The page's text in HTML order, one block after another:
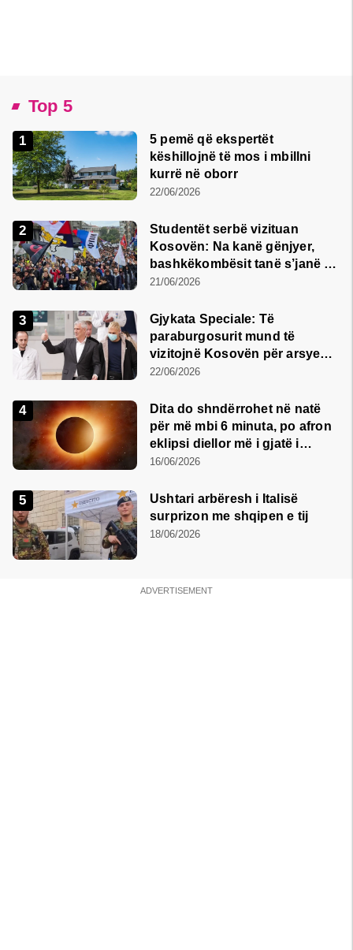
Top 5
5 pemë që ekspertët
këshillojnë të mos i mbillni
kurrë në oborr
22/06/2026
Studentët serbë vizituan
Kosovën: Na kanë gënjyer,
bashkëkombësit tanë s’janë të
shtypur
21/06/2026
​Gjykata Speciale: Të
paraburgosurit mund të
vizitojnë Kosovën për arsye
humanitare
22/06/2026
Dita do shndërrohet në natë
për më mbi 6 minuta, po afron
eklipsi diellor më i gjatë i
shekullit të 21-të
16/06/2026
Ushtari arbëresh i Italisë
surprizon me shqipen e tij
18/06/2026